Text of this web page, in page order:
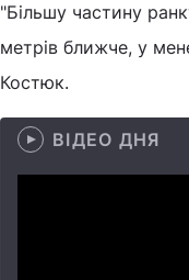
"Більшу частину
метрів ближче, у
Костюк.
ВІДЕО ДНЯ